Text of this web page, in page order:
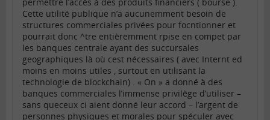
Cette utilité publique n’a aucunemment besoin de
structures commerciales privées pour focntionner et
pourrait donc ^tre entièremment rpise en compet par
les banques centrale ayant des succursales
geographiques là où cest nécessaires ( avec Internt ed
moins en moins utiles , surtout en utilisant la
technologie de blockchain) . « On » a donné à des
banques commerciales l’immense privilège d’utiliser –
sans queceux ci aient donné leur accord – l’argent de
personnes physiques et morales pour spéculer avec